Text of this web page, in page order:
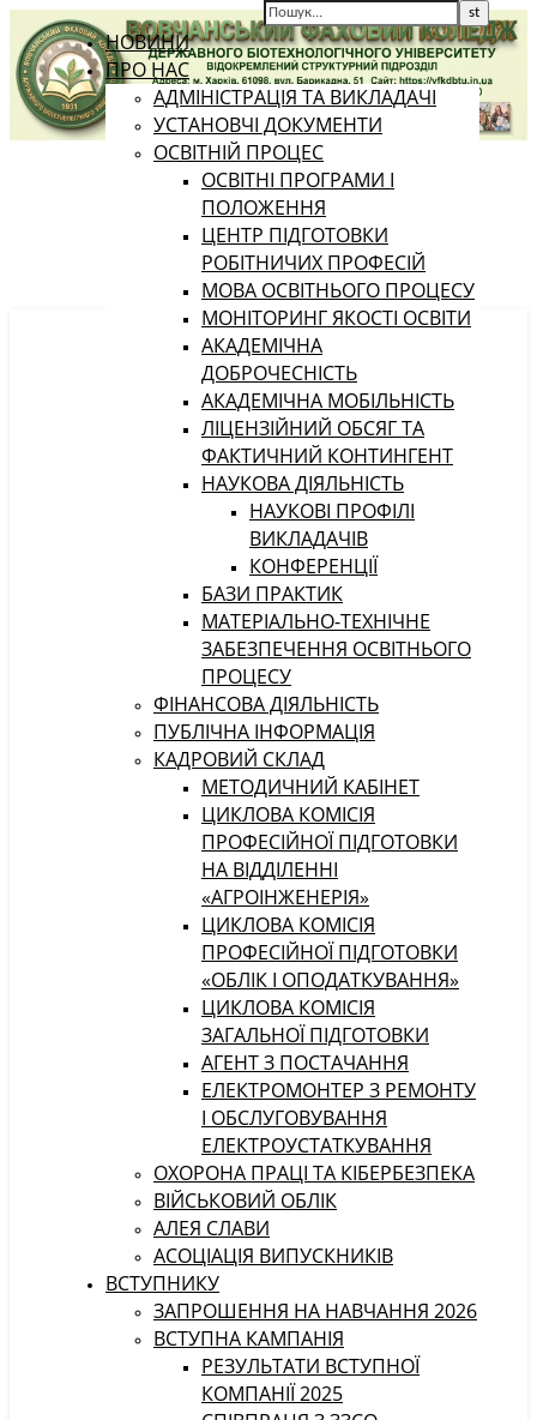
НОВИНИ
ПРО НАС
АДМІНІСТРАЦІЯ ТА ВИКЛАДАЧІ
УСТАНОВЧІ ДОКУМЕНТИ
ОСВІТНІЙ ПРОЦЕС
ОСВІТНІ ПРОГРАМИ І
ПОЛОЖЕННЯ
ЦЕНТР ПІДГОТОВКИ
РОБІТНИЧИХ ПРОФЕСІЙ
МОВА ОСВІТНЬОГО ПРОЦЕСУ
МОНІТОРИНГ ЯКОСТІ ОСВІТИ
АКАДЕМІЧНА
ДОБРОЧЕСНІСТЬ
АКАДЕМІЧНА МОБІЛЬНІСТЬ
ЛІЦЕНЗІЙНИЙ ОБСЯГ ТА
ФАКТИЧНИЙ КОНТИНГЕНТ
НАУКОВА ДІЯЛЬНІСТЬ
НАУКОВІ ПРОФІЛІ
ВИКЛАДАЧІВ
КОНФЕРЕНЦІЇ
БАЗИ ПРАКТИК
МАТЕРІАЛЬНО-ТЕХНІЧНЕ
ЗАБЕЗПЕЧЕННЯ ОСВІТНЬОГО
ПРОЦЕСУ
ФІНАНСОВА ДІЯЛЬНІСТЬ
ПУБЛІЧНА ІНФОРМАЦІЯ
КАДРОВИЙ СКЛАД
МЕТОДИЧНИЙ КАБІНЕТ
ЦИКЛОВА КОМІСІЯ
ПРОФЕСІЙНОЇ ПІДГОТОВКИ
НА ВІДДІЛЕННІ
«АГРОІНЖЕНЕРІЯ»
ЦИКЛОВА КОМІСІЯ
ПРОФЕСІЙНОЇ ПІДГОТОВКИ
«ОБЛІК І ОПОДАТКУВАННЯ»
ЦИКЛОВА КОМІСІЯ
ЗАГАЛЬНОЇ ПІДГОТОВКИ
АГЕНТ З ПОСТАЧАННЯ
ЕЛЕКТРОМОНТЕР З РЕМОНТУ
І ОБСЛУГОВУВАННЯ
ЕЛЕКТРОУСТАТКУВАННЯ
ОХОРОНА ПРАЦІ ТА КІБЕРБЕЗПЕКА
ВІЙСЬКОВИЙ ОБЛІК
АЛЕЯ СЛАВИ
АСОЦІАЦІЯ ВИПУСКНИКІВ
ВСТУПНИКУ
ЗАПРОШЕННЯ НА НАВЧАННЯ 2026
ВСТУПНА КАМПАНІЯ
РЕЗУЛЬТАТИ ВСТУПНОЇ
КОМПАНІЇ 2025